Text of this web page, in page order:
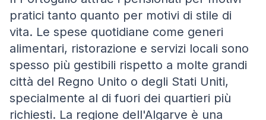
pratici tanto quanto per motivi di stile di
vita. Le spese quotidiane come generi
alimentari, ristorazione e servizi locali sono
spesso più gestibili rispetto a molte grandi
città del Regno Unito o degli Stati Uniti,
specialmente al di fuori dei quartieri più
richiesti. La regione dell'Algarve è una